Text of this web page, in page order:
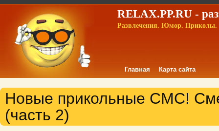
RELAX.PP.RU -
Развлечения. Юмор. Приколы.
Главная Карта сайта
Новые прикольные СМС!
(часть 2)